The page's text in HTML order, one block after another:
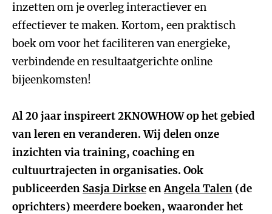
inzetten om je overleg interactiever en
effectiever te maken. Kortom, een praktisch
boek om voor het faciliteren van energieke,
verbindende en resultaatgerichte online
bijeenkomsten!
Al 20 jaar inspireert 2KNOWHOW op het gebied
van leren en veranderen. Wij delen onze
inzichten via training, coaching en
cultuurtrajecten in organisaties. Ook
publiceerden Sasja DirkseenAngela Talen (de
oprichters) meerdere boeken, waaronder het